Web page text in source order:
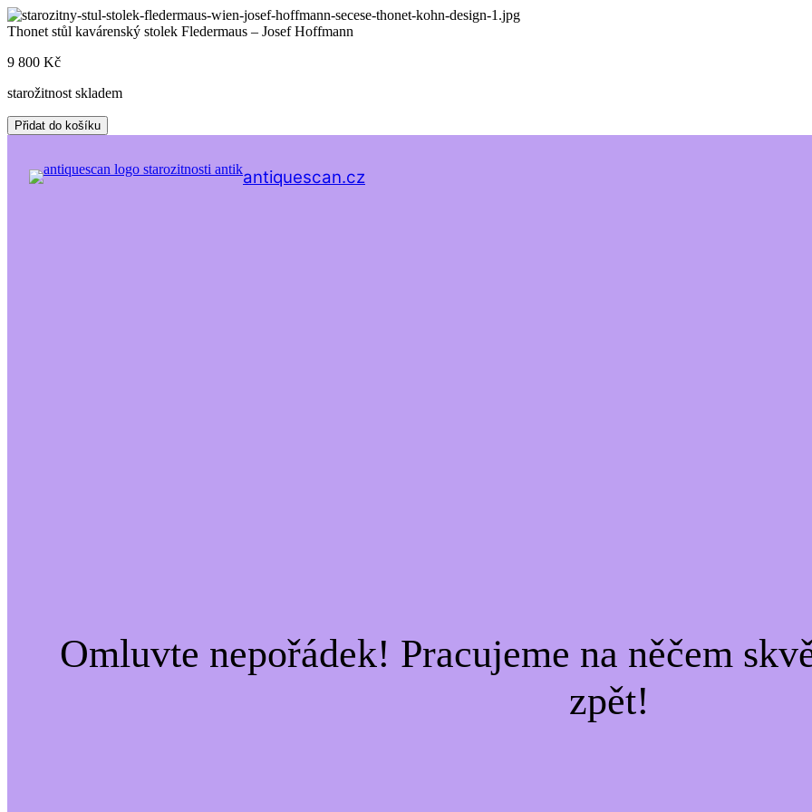
Skip
to
Thonet stůl kavárenský stolek Fledermaus – Josef Hoffmann
9 800 Kč
starožitnost skladem
Thonet
stůl
stolek
Fledermaus
Přidat do košíku
antiquescan.cz
Omluvte nepořádek! Pracujeme na něčem
zpět!